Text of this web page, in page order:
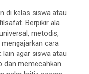
di kelas siswa atau
Berpikir ala
metodis,
cara
lain agar siswa atau
dan memecahkan